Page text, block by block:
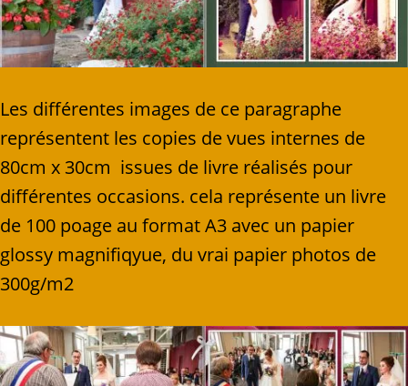
Les différentes images de ce paragraphe
représentent les copies de vues internes de
80cm x 30cm issues de livre réalisés pour
différentes occasions. cela représente un livre
de 100 poage au format A3 avec un papier
glossy magnifiqyue, du vrai papier photos de
300g/m2